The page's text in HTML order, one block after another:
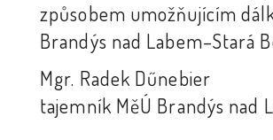
způsobem umožňujícím
Brandýs nad Labem–Stará
Mgr. Radek Dűnebier
tajemník MěÚ Brandýs nad